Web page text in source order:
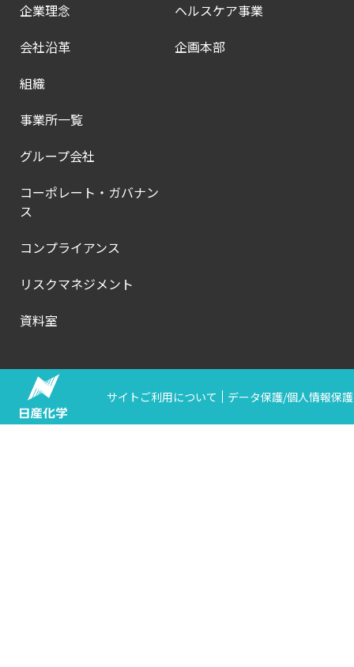
企業理念
会社沿革
組織
事業所一覧
グループ会社
コーポレート・ガバナン
ス
コンプライアンス
リスクマネジメント
資料室
ヘルスケア事業
企画本部
サイトご利用について データ保護/個人情報保